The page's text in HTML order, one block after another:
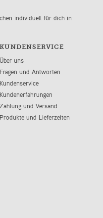
individuell für dich in
KUNDENSERVICE
Über uns
Fragen und Antworten
Kundenservice
Kundenerfahrungen
Zahlung und Versand
Produkte und Lieferzeiten